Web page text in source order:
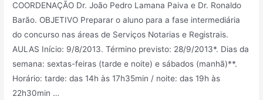
COORDENAÇÃO Dr. João Pedro Lamana Paiva e Dr. Ronaldo
Barão. OBJETIVO Preparar o aluno para a fase intermediária
do concurso nas áreas de Serviços Notarias e Registrais.
AULAS Início: 9/8/2013. Término previsto: 28/9/2013*. Dias da
semana: sextas-feiras (tarde e noite) e sábados (manhã)**.
Horário: tarde: das 14h às 17h35min / noite: das 19h às
22h30min …